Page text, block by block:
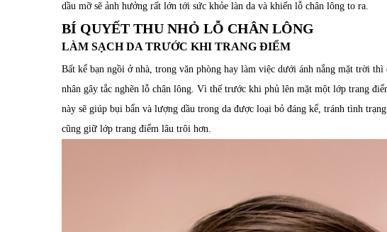
dầu mỡ sẽ ảnh hưởng rất lớn tới sức khỏe làn da và khiến lỗ chân lông to ra.
BÍ QUYẾT THU NHỎ LỖ CHÂN LÔNG
LÀM SẠCH DA TRƯỚC KHI TRANG ĐIỂM
Bất kể bạn ngồi ở nhà, trong văn phòng hay làm việc dưới ánh nắng mặt trời
nhân gây tắc nghẽn lỗ chân lông. Vì thế trước khi phủ lên mặt một lớp trang
này sẽ giúp bụi bẩn và lượng dầu trong da được loại bỏ đáng kể, tránh tình
cũng giữ lớp trang điểm lâu trôi hơn.